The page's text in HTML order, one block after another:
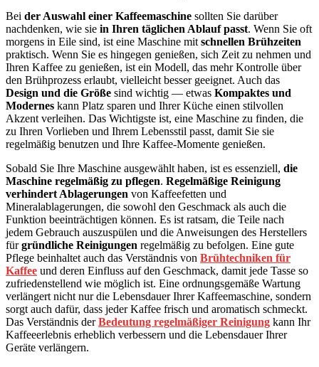
Bei der Auswahl einer Kaffeemaschine sollten Sie darüber
nachdenken, wie sie in Ihren täglichen Ablauf passt. Wenn Sie oft
morgens in Eile sind, ist eine Maschine mit schnellen Brühzeiten
praktisch. Wenn Sie es hingegen genießen, sich Zeit zu nehmen und
Ihren Kaffee zu genießen, ist ein Modell, das mehr Kontrolle über
den Brühprozess erlaubt, vielleicht besser geeignet. Auch das
Design und die Größe sind wichtig — etwas Kompaktes und
Modernes kann Platz sparen und Ihrer Küche einen stilvollen
Akzent verleihen. Das Wichtigste ist, eine Maschine zu finden, die
zu Ihren Vorlieben und Ihrem Lebensstil passt, damit Sie sie
regelmäßig benutzen und Ihre Kaffee-Momente genießen.
Sobald Sie Ihre Maschine ausgewählt haben, ist es essenziell, die
Maschine regelmäßig zu pflegen. Regelmäßige Reinigung
verhindert Ablagerungen von Kaffeefetten und
Mineralablagerungen, die sowohl den Geschmack als auch die
Funktion beeinträchtigen können. Es ist ratsam, die Teile nach
jedem Gebrauch auszuspülen und die Anweisungen des Herstellers
fürgründliche Reinigungen regelmäßig zu befolgen. Eine gute
Pflege beinhaltet auch das Verständnis von Brühtechniken für
Kaffee und deren Einfluss auf den Geschmack, damit jede Tasse so
zufriedenstellend wie möglich ist. Eine ordnungsgemäße Wartung
verlängert nicht nur die Lebensdauer Ihrer Kaffeemaschine, sondern
sorgt auch dafür, dass jeder Kaffee frisch und aromatisch schmeckt.
Das Verständnis derBedeutung regelmäßiger Reinigung kann Ihr
Kaffeeerlebnis erheblich verbessern und die Lebensdauer Ihrer
Geräte verlängern.